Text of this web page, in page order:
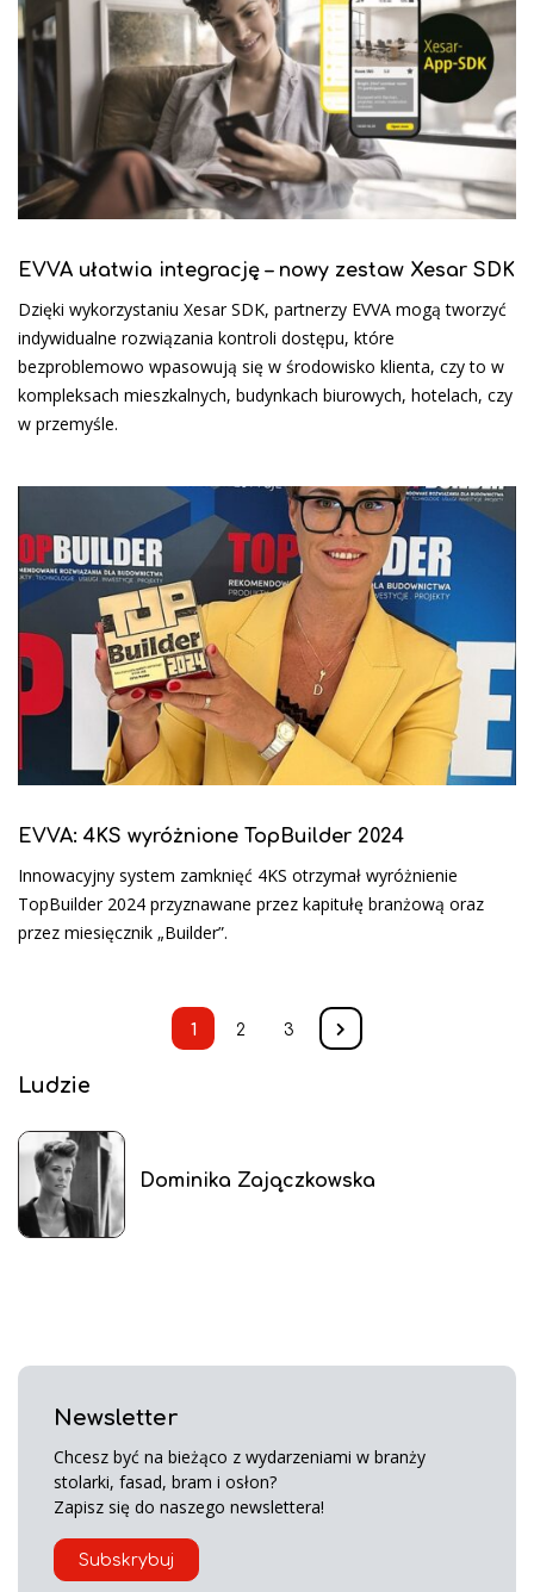
EVVA ułatwia integrację – nowy zestaw Xesar SDK
Dzięki wykorzystaniu Xesar SDK, partnerzy EVVA mogą tworzyć
indywidualne rozwiązania kontroli dostępu, które
bezproblemowo wpasowują się w środowisko klienta, czy to w
kompleksach mieszkalnych, budynkach biurowych, hotelach, czy
w przemyśle.
EVVA: 4KS wyróżnione TopBuilder 2024
Innowacyjny system zamknięć 4KS otrzymał wyróżnienie
TopBuilder 2024 przyznawane przez kapitułę branżową oraz
przez miesięcznik „Builder”.
1 2 3
Ludzie
Dominika Zajączkowska
Newsletter
Chcesz być na bieżąco z wydarzeniami w branży
stolarki, fasad, bram i osłon?
Zapisz się do naszego newslettera!
Subskrybuj